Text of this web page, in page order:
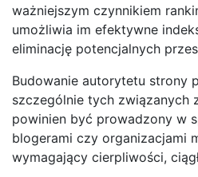
ważniejszym czynnikiem
umożliwia im efektywne
eliminację potencjalnych
Budowanie autorytetu strony
szczególnie tych związanych
powinien być prowadzony w
blogerami czy organizacjami
wymagający cierpliwości,